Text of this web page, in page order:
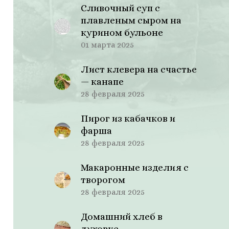
Сливочный суп с
плавленым сыром на
курином бульоне
01 марта 2025
Лист клевера на счастье
— канапе
28 февраля 2025
Пирог из кабачков и
фарша
28 февраля 2025
Макаронные изделия с
творогом
28 февраля 2025
Домашний хлеб в